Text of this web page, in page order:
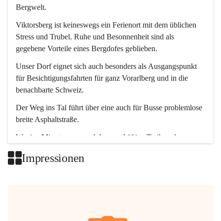
Bergwelt.
Viktorsberg ist keineswegs ein Ferienort mit dem üblichen
Stress und Trubel. Ruhe und Besonnenheit sind als
gegebene Vorteile eines Bergdofes geblieben.
Unser Dorf eignet sich auch besonders als Ausgangspunkt
für Besichtigungsfahrten für ganz Vorarlberg und in die
benachbarte Schweiz.
Der Weg ins Tal führt über eine auch für Busse problemlose
breite Asphaltstraße.
Wenige Minuten nur, und das geschäftige Treiben der
Impressionen